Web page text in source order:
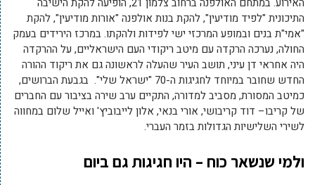
התיכונית "לפיד מודיעין", להקת בנות אולפנה "אורות מודיעין", להקת
"אמי"ת בנים ובמופע המרכזי ישי לפידות ולהקתו. במרכז הירידים בעמק
החולה, נערכה הרקדה עם מיטב ריקודי העם הישראליים, על ההרקדה
היה אחראי דן עיני, תושב העיר שהעלה לראשונה גם את ריקוד ההורה
החדש שחובר במיוחד לחגיגות ה-70 "ישראל שלי". בגבעת הברושים,
כמיטב המסורת, מסביב למדורה, התקיים ערב שירה בציבור עם החברים
של קריבו– דוד קריבושי, אורי בנאי, אלון לייבוביץ' ואייל שלום במחווה
לשירי השלישיות הגדולות בזמר העברי.
ולמי שנשאר כוח – היו חגיגות גם ביום